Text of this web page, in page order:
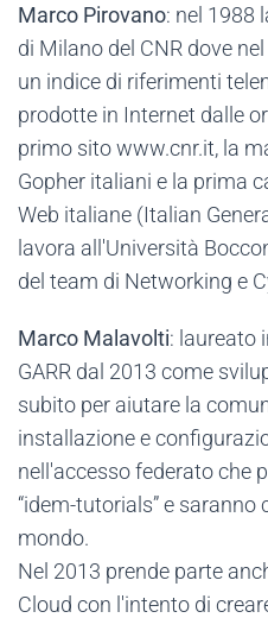
Marco Pirovano: nel 1988
di Milano del CNR dove
un indice di riferimenti
prodotte in Internet dalle
primo sito www.cnr.it, la
Gopher italiani e la prima
Web italiane (Italian
lavora all'Università
del team di Networking e
Marco Malavolti: laureato
GARR dal 2013 come
subito per aiutare la
installazione e
nell'accesso federato che
“idem-tutorials” e
mondo.
Nel 2013 prende parte
Cloud con l'intento di